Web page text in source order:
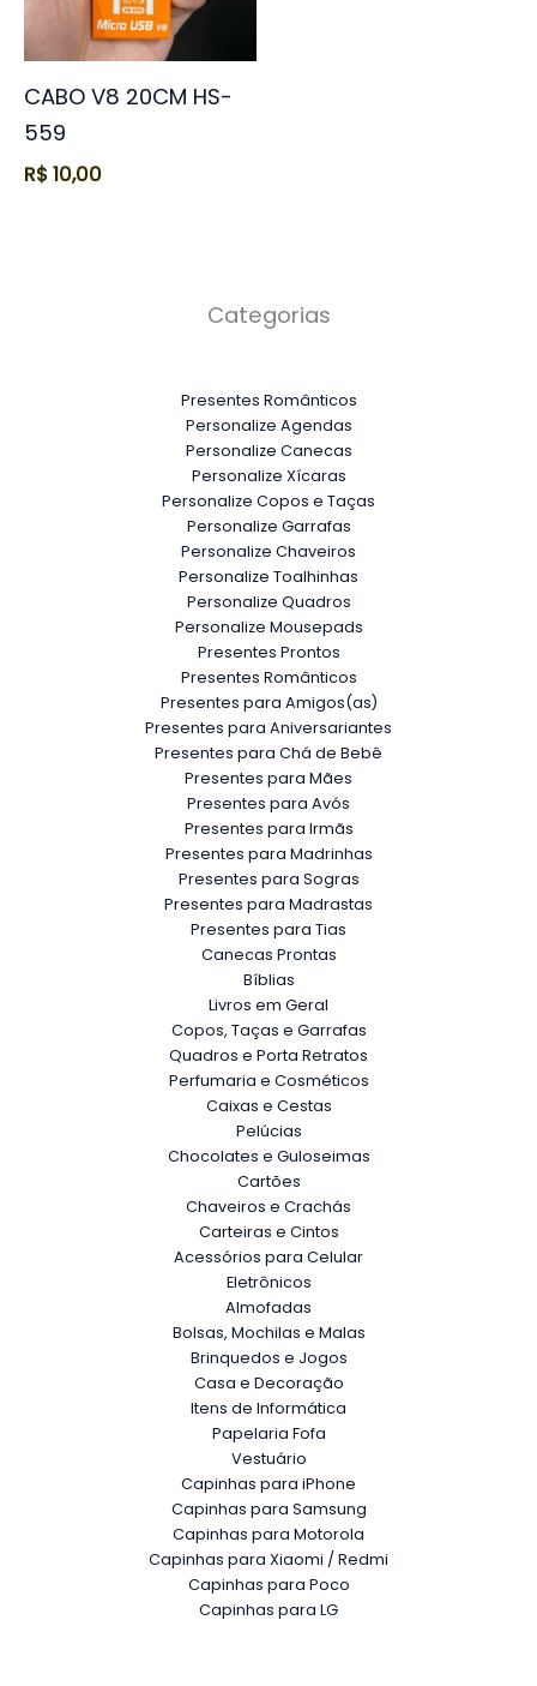
CABO V8 20CM HS-
559
R$10,00
Categorias
Presentes Românticos
Personalize Agendas
Personalize Canecas
Personalize Xícaras
Personalize Copos e Taças
Personalize Garrafas
Personalize Chaveiros
Personalize Toalhinhas
Personalize Quadros
Personalize Mousepads
Presentes Prontos
Presentes Românticos
Presentes para Amigos(as)
Presentes para Aniversariantes
Presentes para Chá de Bebê
Presentes para Mães
Presentes para Avós
Presentes para Irmãs
Presentes para Madrinhas
Presentes para Sogras
Presentes para Madrastas
Presentes para Tias
Canecas Prontas
Bíblias
Livros em Geral
Copos, Taças e Garrafas
Quadros e Porta Retratos
Perfumaria e Cosméticos
Caixas e Cestas
Pelúcias
Chocolates e Guloseimas
Cartões
Chaveiros e Crachás
Carteiras e Cintos
Acessórios para Celular
Eletrônicos
Almofadas
Bolsas, Mochilas e Malas
Brinquedos e Jogos
Casa e Decoração
Itens de Informática
Papelaria Fofa
Vestuário
Capinhas para iPhone
Capinhas para Samsung
Capinhas para Motorola
Capinhas para Xiaomi / Redmi
Capinhas para Poco
Capinhas para LG